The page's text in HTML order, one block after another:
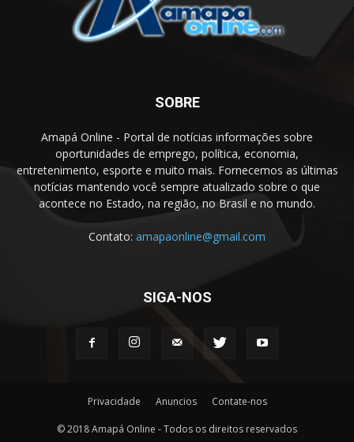
SOBRE
Amapá Online - Portal de notícias informações sobre
oportunidades de emprego, política, economia,
entretenimento, esporte e muito mais. Fornecemos as últimas
notícias mantendo você sempre atualizado sobre o que
acontece no Estado, na região, no Brasil e no mundo.
Contato: amapaonline@gmail.com
SIGA-NOS
Privacidade Anuncios Contate-nos
© 2018 Amapá Online - Todos os direitos reservados